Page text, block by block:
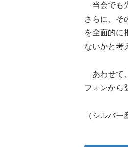
当会でも
さらに、そ
を全面的に
ないかと考
あわせて
フォンから
（シルバー